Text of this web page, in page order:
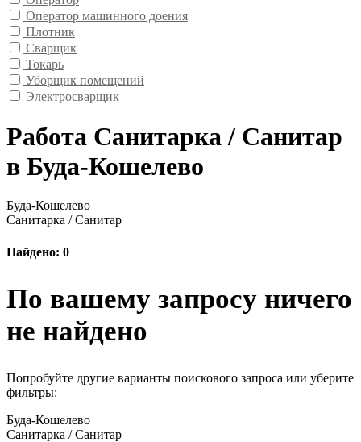
Оператор машинного доения
Плотник
Сварщик
Токарь
Уборщик помещений
Электросварщик
Работа Санитарка / Санитар
в Буда-Кошелево
Буда-Кошелево
Санитарка / Санитар
Найдено: 0
По вашему запросу ничего
не найдено
Попробуйте другие варианты поискового запроса или уберите
фильтры:
Буда-Кошелево
Санитарка / Санитар